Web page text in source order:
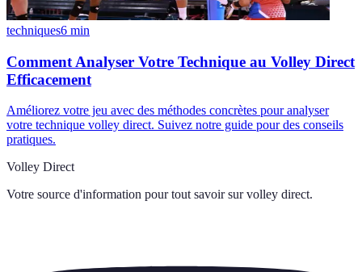
techniques6 min
Comment Analyser Votre Technique au Volley Direct
Efficacement
Améliorez votre jeu avec des méthodes concrètes pour analyser
votre technique volley direct. Suivez notre guide pour des conseils
pratiques.
Volley Direct
Votre source d'information pour tout savoir sur volley direct.